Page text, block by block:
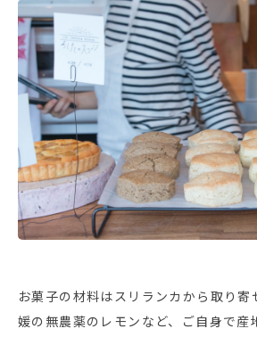
お菓子の材料はスリランカから取り寄
媛の無農薬のレモンなど、ご自身で産